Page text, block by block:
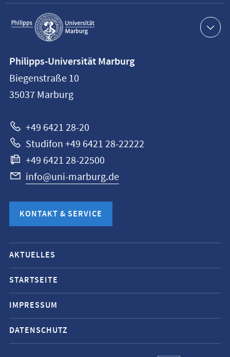
Service-
Navigation
Philipps-
Universität
Marburg
Philipps-Universität Marburg
Biegenstraße 10
35037 Marburg
+49 6421 28-20
Studifon +49 6421 28-22222
+49 6421 28-22500
info@uni-marburg.de
KONTAKT & SERVICE
Mobile-
Service-
Navigation
und
Social
Media
Kontakte
AKTUELLES
STARTSEITE
IMPRESSUM
DATENSCHUTZ